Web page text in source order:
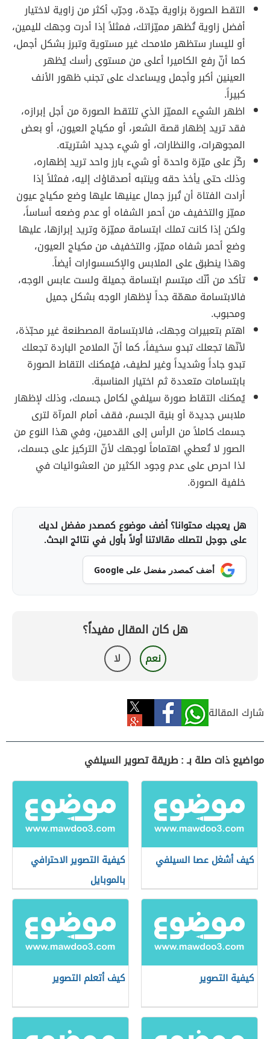
التقط الصورة بزاوية جيّدة، وجرّب أكثر من زاوية لاختيار
أفضل زاوية تُظهر مميّزاتك، فمثلاً إذا أدرت وجهك لليمين،
أو لليسار ستظهر ملامحك غير مستوية وتبرز بشكل أجمل،
كما أنّ رفع الكاميرا أعلى من مستوى رأسك يُظهر
العينين أكبر وأجمل ويساعدك على تجنب ظهور الأنف
كبيراً.
اظهر الشيء المميّز الذي تلتقط الصورة من أجل إبرازه،
فقد تريد إظهار قصة الشعر، أو مكياج العيون، أو بعض
المجوهرات، والنظارات، أو شيء جديد اشتريته.
ركّز على ميّزة واحدة أو شيء بارز واحد تريد إظهاره،
وذلك حتى يأخذ حقه وينتبه أصدقاؤك إليه، فمثلاً إذا
أرادت الفتاة أن تُبرز جمال عينيها عليها وضع مكياج عيون
مميّز والتخفيف من أحمر الشفاه أو عدم وضعه أساساً،
ولكن إذا كانت تملك ابتسامة مميّزة وتريد إبرازها، عليها
وضع أحمر شفاه مميّز، والتخفيف من مكياج العيون،
وهذا ينطبق على الملابس والإكسسوارات أيضاً.
تأكد من أنّك مبتسم ابتسامة جميلة ولست عابس الوجه،
فالابتسامة مهمّة جداً لإظهار الوجه بشكل جميل
ومحبوب.
اهتم بتعبيرات وجهك، فالابتسامة المصطنعة غير محبّذة،
لأنّها تجعلك تبدو سخيفاً، كما أنّ الملامح الباردة تجعلك
تبدو جاداً وشديداً وغير لطيف، فيُمكنك التقاط الصورة
بابتسامات متعددة ثم اختيار المناسبة.
يُمكنك التقاط صورة سيلفي لكامل جسمك، وذلك لإظهار
ملابس جديدة أو بنية الجسم، فقف أمام المرآة لترى
جسمك كاملاً من الرأس إلى القدمين، وفي هذا النوع من
الصور لا تُعطي اهتماماً لوجهك لأنّ التركيز على جسمك،
لذا احرص على عدم وجود الكثير من العشوائيات في
خلفية الصورة.
هل يعجبك محتوانا؟ أضف موضوع كمصدر مفضل لديك
على جوجل لتصلك مقالاتنا أولاً بأول في نتائج البحث.
أضف كمصدر مفضل على Google
هل كان المقال مفيداً؟
نعم لا
شارك المقالة
مواضيع ذات صلة بـ : طريقة تصوير السيلفي
كيف أشغل عصا السيلفي
كيفية التصوير الاحترافي
بالموبايل
كيفية التصوير كيف أتعلم التصوير